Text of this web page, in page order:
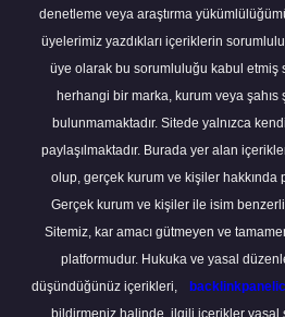
denetleme veya araştırma
üyelerimiz yazdıkları içeriklerin
üye olarak bu sorumluluğu kabul etmiş
herhangi bir marka, kurum veya şahıs
bulunmamaktadır. Sitede yalnızca
paylaşılmaktadır. Burada yer alan
olup, gerçek kurum ve kişiler hakkında
Gerçek kurum ve kişiler ile isim
Sitemiz, kar amacı gütmeyen ve
platformudur. Hukuka ve yasal
düşündüğünüz içerikleri,
bildirmeniz halinde, ilgili içerikler yasal